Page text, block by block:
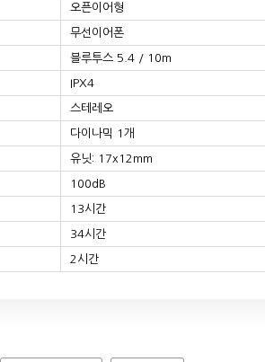
오픈이어형
무선이어폰
블루투스 5.4 / 10m
IPX4
스테레오
다이나믹 1개
유닛: 17x12mm
100dB
13시간
34시간
2시간